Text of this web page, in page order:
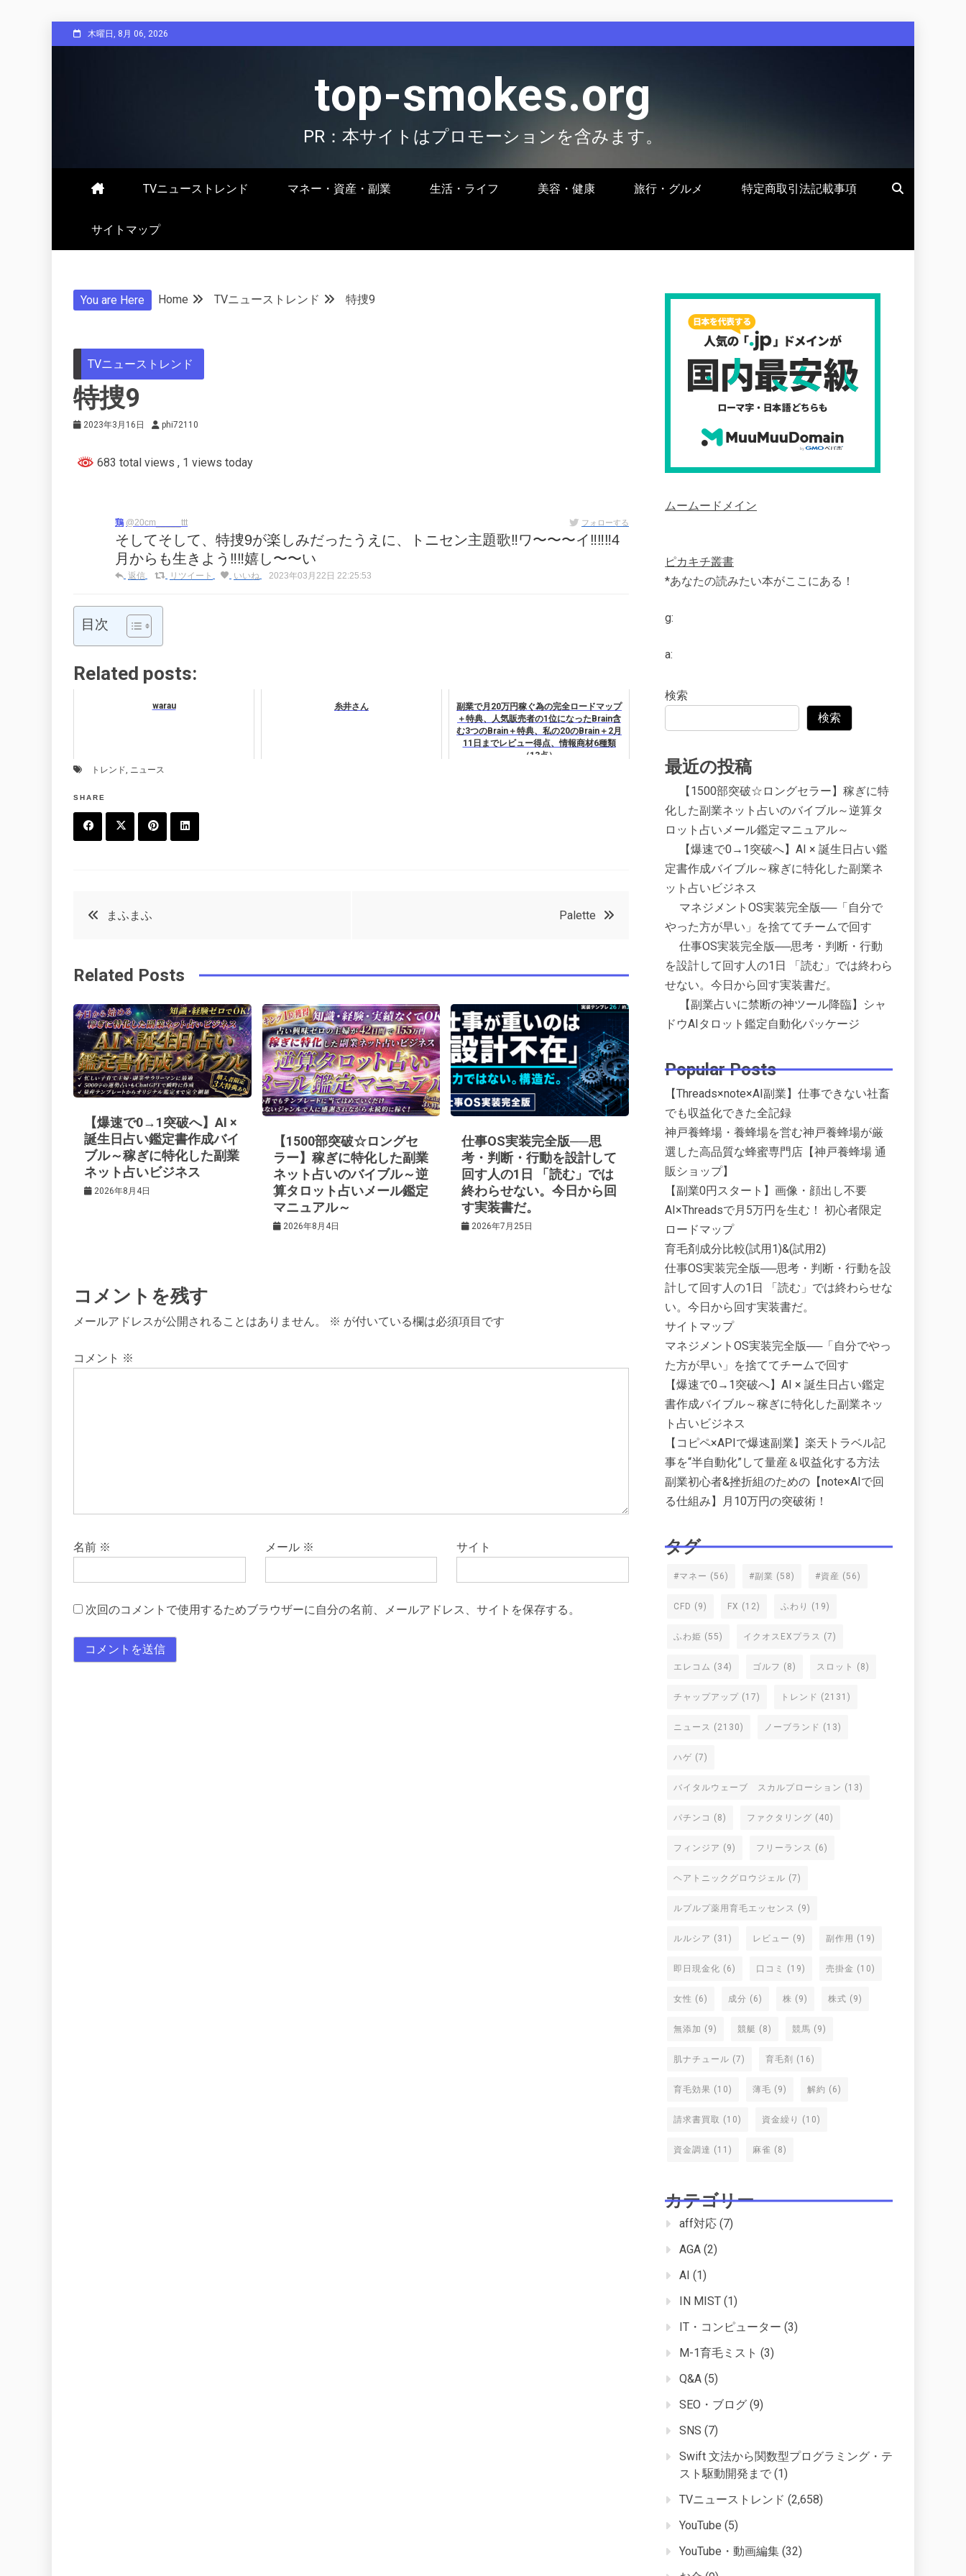
to
木曜日, 8月 06, 2026
top-smokes.org
PR：本サイトはプロモーションを含みます。
TVニューストレンド マネー・資産・副業 生活・ライフ 美容・健康 旅行・グルメ 特定商取引法記載事項
サイトマップ
You are Here Home TVニューストレンド 特捜9
TVニューストレンド
特捜9
2023年3月16日 phi72110
683 total views , 1 views today
鶏 @20cm_____ttt フォローする
そしてそして、特捜9が楽しみだったうえに、トニセン主題歌‼️ワ〜〜〜イ‼️‼️‼️4
月からも生きよう‼️‼️嬉し〜〜い
返信 リツイート いいね 2023年03月22日 22:25:53
目次
Related posts:
warau 糸井さん
副業で月20万円稼ぐ為の完全ロードマップ
＋特典、人気販売者の1位になったBrain含
む3つのBrain＋特典、私の20のBrain＋2月
11日までレビュー得点、情報商材6種類
（13点）
トレンド, ニュース
SHARE
o
k
t
r
e
e
t
in
投
ナ
ビ
ゲ
ー
シ
ョ
まふまふ Palette
Related Posts
【爆速で0→1突破へ】AI ×
誕生日占い鑑定書作成バイ
ブル～稼ぎに特化した副業
ネット占いビジネス
2026年8月4日
【1500部突破☆ロングセ
ラー】稼ぎに特化した副業
ネット占いのバイブル～逆
算タロット占いメール鑑定
マニュアル～
2026年8月4日
仕事OS実装完全版──思
考・判断・行動を設計して
回す人の1日 「読む」では
終わらせない。今日から回
す実装書だ。
2026年7月25日
コメントを残す
メールアドレスが公開されることはありません。 ※ が付いている欄は必須項目です
コメント ※
名前 ※ メール ※ サイト
次回のコメントで使用するためブラウザーに自分の名前、メールアドレス、サイトを保存する。
ムームードメイン
ピカキチ叢書
*あなたの読みたい本がここにある！
g:
a:
検索
検索
最近の投稿
【1500部突破☆ロングセラー】稼ぎに特
化した副業ネット占いのバイブル～逆算タ
ロット占いメール鑑定マニュアル～
【爆速で0→1突破へ】AI × 誕生日占い鑑
定書作成バイブル～稼ぎに特化した副業ネ
ット占いビジネス
マネジメントOS実装完全版──「自分で
やった方が早い」を捨ててチームで回す
仕事OS実装完全版──思考・判断・行動
を設計して回す人の1日 「読む」では終わら
せない。今日から回す実装書だ。
【副業占いに禁断の神ツール降臨】シャ
ドウAIタロット鑑定自動化パッケージ
Popular Posts
【Threads×note×AI副業】仕事できない社畜
でも収益化できた全記録
神戸養蜂場・養蜂場を営む神戸養蜂場が厳
選した高品質な蜂蜜専門店【神戸養蜂場 通
販ショップ】
【副業0円スタート】画像・顔出し不要
AI×Threadsで月5万円を生む！ 初心者限定
ロードマップ
育毛剤成分比較(試用1)&(試用2)
仕事OS実装完全版──思考・判断・行動を設
計して回す人の1日 「読む」では終わらせな
い。今日から回す実装書だ。
サイトマップ
マネジメントOS実装完全版──「自分でやっ
た方が早い」を捨ててチームで回す
【爆速で0→1突破へ】AI × 誕生日占い鑑定
書作成バイブル～稼ぎに特化した副業ネッ
ト占いビジネス
【コピペ×APIで爆速副業】楽天トラベル記
事を“半自動化”して量産＆収益化する方法
副業初心者&挫折組のための【note×AIで回
る仕組み】月10万円の突破術！
タグ
#マネー (56) #副業 (58) #資産 (56)
CFD (9) FX (12) ふわり (19)
ふわ姫 (55) イクオスEXプラス (7)
エレコム (34) ゴルフ (8) スロット (8)
チャップアップ (17) トレンド (2131)
ニュース (2130) ノーブランド (13)
ハゲ (7)
バイタルウェーブ スカルプローション (13)
パチンコ (8) ファクタリング (40)
フィンジア (9) フリーランス (6)
ヘアトニックグロウジェル (7)
ルプルプ薬用育毛エッセンス (9)
ルルシア (31) レビュー (9) 副作用 (19)
即日現金化 (6) 口コミ (19) 売掛金 (10)
女性 (6) 成分 (6) 株 (9) 株式 (9)
無添加 (9) 競艇 (8) 競馬 (9)
肌ナチュール (7) 育毛剤 (16)
育毛効果 (10) 薄毛 (9) 解約 (6)
請求書買取 (10) 資金繰り (10)
資金調達 (11) 麻雀 (8)
カテゴリー
aff対応 (7)
AGA (2)
AI (1)
IN MIST (1)
IT・コンピューター (3)
M-1育毛ミスト (3)
Q&A (5)
SEO・ブログ (9)
SNS (7)
Swift 文法から関数型プログラミング・テ
スト駆動開発まで (1)
TVニューストレンド (2,658)
YouTube (5)
YouTube・動画編集 (32)